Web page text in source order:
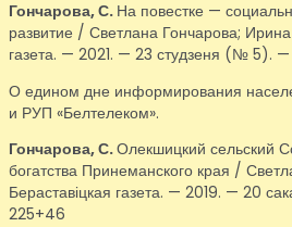
Гончарова, С. На повестке —
развитие / Светлана Гончарова;
газета. — 2021. — 23 студзеня (№ 5).
О едином дне информирования
и РУП «Белтелеком».
Гончарова, С.Олекшицкий сельский
богатства Принеманского края /
Бераставіцкая газета. — 2019. — 20
225+46